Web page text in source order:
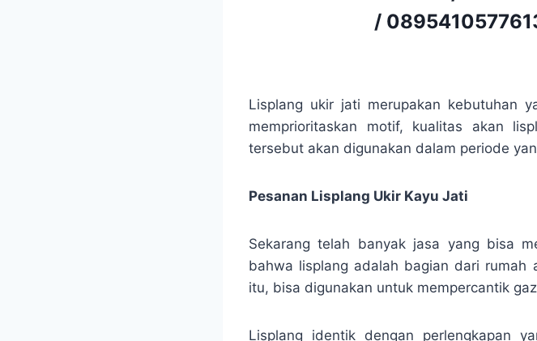
/
Lisplang ukir jati merupakan kebutuhan
memprioritaskan motif, kualitas akan
tersebut akan digunakan dalam periode
Pesanan Lisplang Ukir Kayu Jati
Sekarang telah banyak jasa yang bisa
bahwa lisplang adalah bagian dari
itu, bisa digunakan untuk mempercantik
Lisplang identik dengan perlengkapan